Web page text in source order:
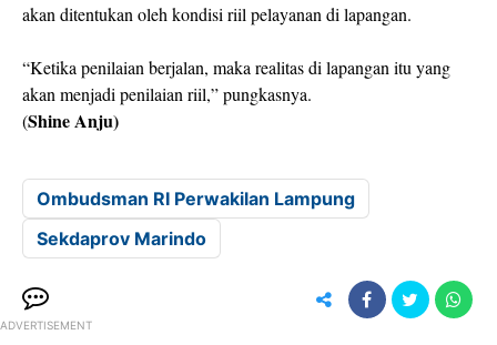
akan ditentukan oleh kondisi riil pelayanan di lapangan.
“Ketika penilaian berjalan, maka realitas di lapangan itu yang
akan menjadi penilaian riil,” pungkasnya.
(Shine Anju)
Ombudsman RI Perwakilan Lampung
Sekdaprov Marindo
ADVERTISEMENT